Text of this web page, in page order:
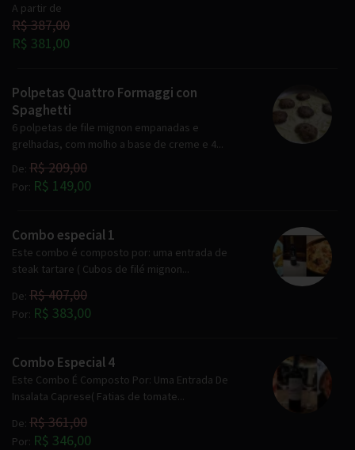
A partir de
R$ 387,00
R$ 381,00
Polpetas Quattro Formaggi con
Spaghetti
6 polpetas de file mignon empanadas e
grelhadas, com molho a base de creme e 4...
De: R$ 209,00
Por: R$ 149,00
Combo especial 1
Este combo é composto por: uma entrada de
steak tartare ( Cubos de filé mignon...
De: R$ 407,00
Por: R$ 383,00
Combo Especial 4
Este Combo É Composto Por: Uma Entrada De
Insalata Caprese( Fatias de tomate...
De: R$ 361,00
Por: R$ 346,00